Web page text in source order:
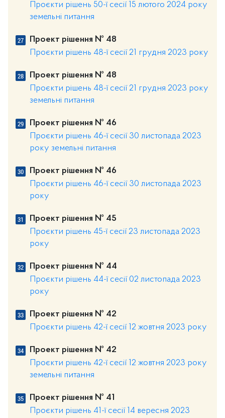
Проєкти рішень 50-ї сесії 15 лютого 2024 року
земельні питання
Проект рішення № 48
Проєкти рішень 48-ї сесії 21 грудня 2023 року
Проект рішення № 48
Проєкти рішень 48-ї сесії 21 грудня 2023 року
земельні питання
Проект рішення № 46
Проєкти рішень 46-ї сесії 30 листопада 2023
року земельні питання
Проект рішення № 46
Проєкти рішень 46-ї сесії 30 листопада 2023
року
Проект рішення № 45
Проєкти рішень 45-ї сесії 23 листопада 2023
року
Проект рішення № 44
Проєкти рішень 44-ї сесії 02 листопада 2023
року
Проект рішення № 42
Проєкти рішень 42-ї сесії 12 жовтня 2023 року
Проект рішення № 42
Проєкти рішень 42-ї сесії 12 жовтня 2023 року
земельні питання
Проект рішення № 41
Проєкти рішень 41-ї сесії 14 вересня 2023